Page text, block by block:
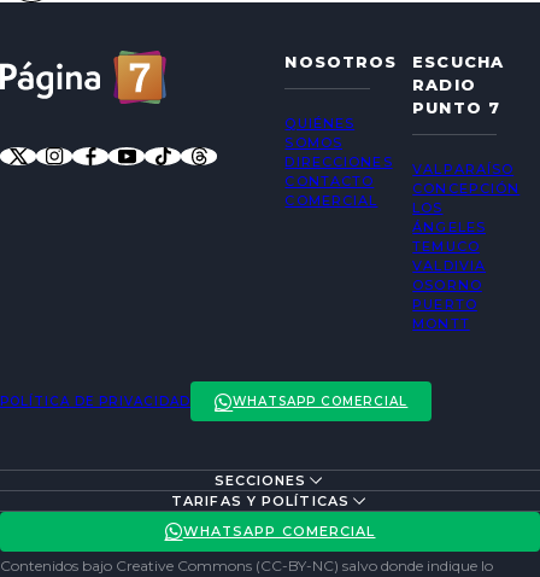
NOSOTROS
QUIÉNES
SOMOS
DIRECCIONES
CONTACTO
COMERCIAL
ESCUCHA
RADIO
PUNTO 7
VALPARAÍSO
CONCEPCIÓN
LOS
ÁNGELES
TEMUCO
VALDIVIA
OSORNO
PUERTO
MONTT
POLÍTICA DE PRIVACIDAD WHATSAPP COMERCIAL
SECCIONES
ACTUALIDAD
REDES SOCIALES
TARIFAS Y POLÍTICAS
POLÍTICA DE PRIVACIDAD
WHATSAPP COMERCIAL
Contenidos bajo Creative Commons (CC-BY-NC) salvo donde indique lo